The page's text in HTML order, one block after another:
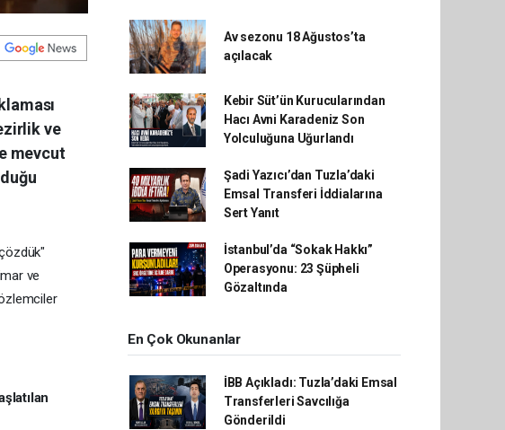
ve
mevcut
ve
Av sezonu 18 Ağustos’ta
açılacak
Kebir Süt’ün Kurucularından
Hacı Avni Karadeniz Son
Yolculuğuna Uğurlandı
Şadi Yazıcı’dan Tuzla’daki
Emsal Transferi İddialarına
Sert Yanıt
İstanbul’da “Sokak Hakkı”
Operasyonu: 23 Şüpheli
Gözaltında
En Çok Okunanlar
İBB Açıkladı: Tuzla’daki Emsal
Transferleri Savcılığa
Gönderildi